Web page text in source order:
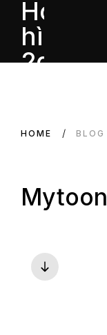
HOME BLOG
Mytoon